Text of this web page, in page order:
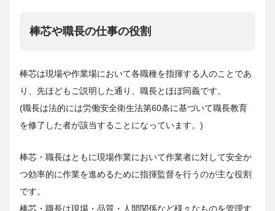
棒芯や職長の仕事の役割
棒芯は現場や作業場において各職種を指揮する人のことであ
り、先ほどもご説明した通り、職長とほぼ同義です。
(職長は法的には労働安全衛生法第60条に基づいて職長教育
を修了した者が該当することになっています。)
棒芯・職長はともに現場作業において作業者に対して安全か
つ効率的に作業を進めるために指揮監督を行うのが主な役割
です。
棒芯・職長は現場・品質・人間関係など様々なものを管理す